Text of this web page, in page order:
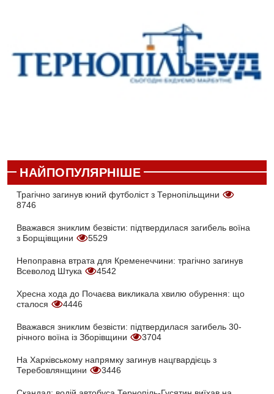
НАЙПОПУЛЯРНІШЕ
Трагічно загинув юний футболіст з Тернопільщини
8746
Вважався зниклим безвісти: підтвердилася загибель воїна
з Борщівщини
5529
Непоправна втрата для Кременеччини: трагічно загинув
Всеволод Штука
4542
Хресна хода до Почаєва викликала хвилю обурення: що
сталося
4446
Вважався зниклим безвісти: підтвердилася загибель 30-
річного воїна із Зборівщини
3704
На Харківському напрямку загинув нацгвардієць з
Теребовлянщини
3446